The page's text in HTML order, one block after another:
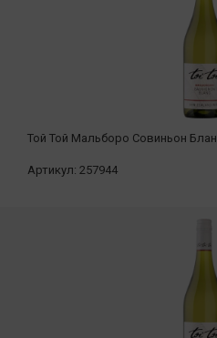
Той Той Мальборо Совиньон Блан
Артикул: 257944